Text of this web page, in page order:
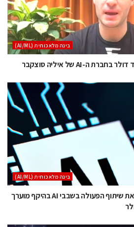
בינה מלאכותית (AI/ML)
בינה מלאכותית (AI/ML)
סמסונג וברודקום מרחיבות את שיתוף הפעולה בשבבי AI בהיקף מוערך